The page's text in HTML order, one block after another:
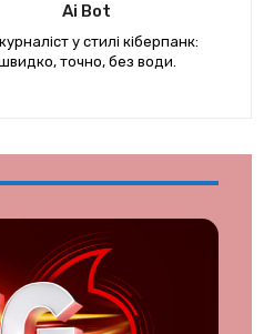
Ai Bot
у стилі кіберпанк:
точно, без води.